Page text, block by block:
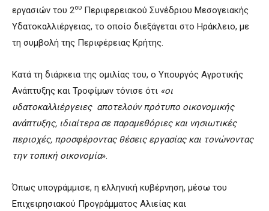
εργασιών του 2ου Περιφερειακού Συνέδριου Μεσογειακής
Υδατοκαλλιέργειας, το οποίο διεξάγεται στο Ηράκλειο, με
τη συμβολή της Περιφέρειας Κρήτης.
Κατά τη διάρκεια της ομιλίας του, ο Υπουργός Αγροτικής
Ανάπτυξης και Τροφίμων τόνισε ότι «οι
υδατοκαλλιέργειες αποτελούν πρότυπο οικονομικής
ανάπτυξης, ιδιαίτερα σε παραμεθόριες και νησιωτικές
περιοχές, προσφέροντας θέσεις εργασίας και τονώνοντας
την τοπική οικονομία».
Όπως υπογράμμισε, η ελληνική κυβέρνηση, μέσω του
Επιχειρησιακού Προγράμματος Αλιείας και